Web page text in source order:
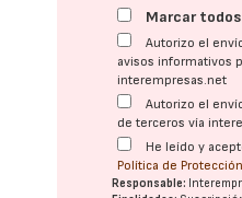
Marcar todos
Autorizo el
avisos informativos
interempresas.net
Autorizo el
de terceros vía
He leído y
Política de
Responsable: